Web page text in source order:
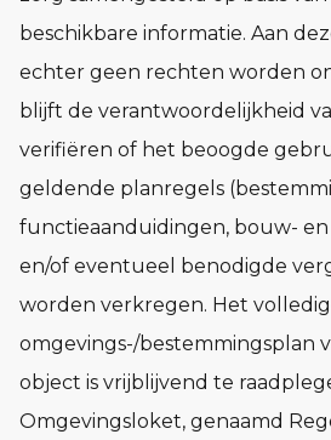
beschikbare informatie. Aan
echter geen rechten worden
blijft de verantwoordelijkheid
verifiëren of het beoogde
geldende planregels
functieaanduidingen, bouw-
en/of eventueel benodigde
worden verkregen. Het
omgevings-/bestemmingsplan
object is vrijblijvend te
Omgevingsloket, genaamd